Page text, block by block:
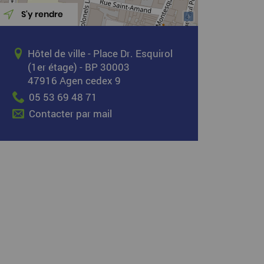
i
S'y rendre
Hôtel de ville - Place Dr. Esquirol
(1er étage) - BP 30003
47916 Agen cedex 9
05 53 69 48 71
Contacter par mail